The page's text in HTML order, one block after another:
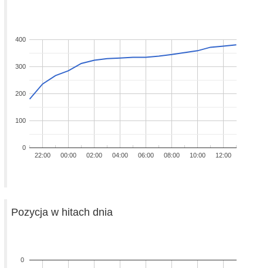
22:00 00:00 02:00 04:00 06:00 08:00 10:00 12:00
0
100
200
300
400
Pozycja w hitach dnia
0